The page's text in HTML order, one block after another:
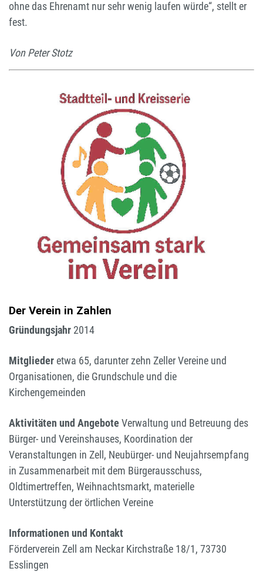
ohne das Ehrenamt nur sehr wenig laufen würde“, stellt er
fest.
Von Peter Stotz
Der Verein in Zahlen
Gründungsjahr 2014
Mitglieder etwa 65, darunter zehn Zeller Vereine und
Organisationen, die Grundschule und die
Kirchengemeinden
Aktivitäten und Angebote Verwaltung und Betreuung des
Bürger- und Vereinshauses, Koordination der
Veranstaltungen in Zell, Neubürger- und Neujahrsempfang
in Zusammenarbeit mit dem Bürgerausschuss,
Oldtimertreffen, Weihnachtsmarkt, materielle
Unterstützung der örtlichen Vereine
Informationen und Kontakt
Förderverein Zell am Neckar Kirchstraße 18/1, 73730
Esslingen